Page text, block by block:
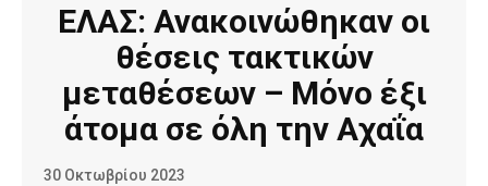
ΕΛΑΣ: Ανακοινώθηκαν οι
θέσεις τακτικών
μεταθέσεων – Μόνο έξι
άτομα σε όλη την Αχαΐα
30 Οκτωβρίου 2023